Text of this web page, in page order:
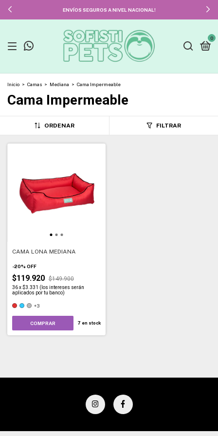
ENVÍOS SEGUROS A NIVEL NACIONAL!
0
Inicio > Camas > Mediana > Cama Impermeable
Cama Impermeable
ORDENAR FILTRAR
CAMA LONA MEDIANA
-20% OFF
$119.920 $149.900
36x$3.331 (los intereses serán
aplicados por tu banco)
+3
COMPRAR 7 en stock